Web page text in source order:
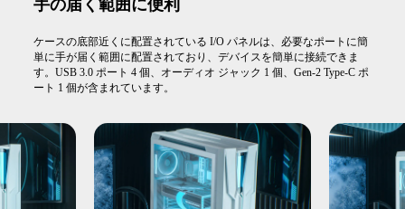
手の届く範囲に便利
ケースの底部近くに配置されている I/O パネルは、必要なポートに簡
単に手が届く範囲に配置されており、デバイスを簡単に接続できま
す。USB 3.0 ポート 4 個、オーディオ ジャック 1 個、Gen-2 Type-C ポ
ート 1 個が含まれています。